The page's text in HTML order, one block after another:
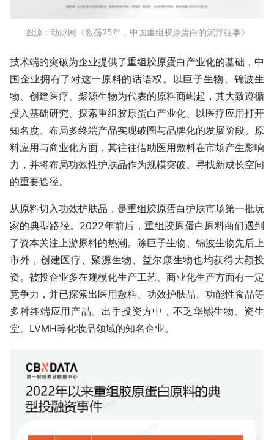
图源：动脉网《激荡25年，中国重组胶原蛋白的沉浮往事》
技术端的突破为企业提供了重组胶原蛋白产业化的基础，中
国企业拥有了对这一原料的话语权。以巨子生物、锦波生
物、创建医疗、聚源生物为代表的原料商崛起，其大致遵循
投入基础研究、探索重组胶原蛋白产业化、以医疗应用打开
知名度、布局多终端产品实现破圈与品牌化的发展阶段。原
料应用与商业化方面，其往往借助医用敷料在市场产生影响
力，并将布局功效性护肤品作为规模突破、寻找新成长空间
的重要途径。
从原料切入功效护肤品，是重组胶原蛋白护肤市场第一批玩
家的典型路径。2022年前后，重组胶原蛋白原料商们遇到
了资本关注上游原料的热潮。除巨子生物、锦波生物先后上
市外，创建医疗、聚源生物、益尔康生物也均获得大额投
资。被投企业多在规模化生产工艺、商业化生产方面有一定
竞争力，并已探索出医用敷料、功效护肤品、功能性食品等
多种终端应用产品。出手投资方中，不乏华熙生物、资生
堂、LVMH等化妆品领域的知名企业。